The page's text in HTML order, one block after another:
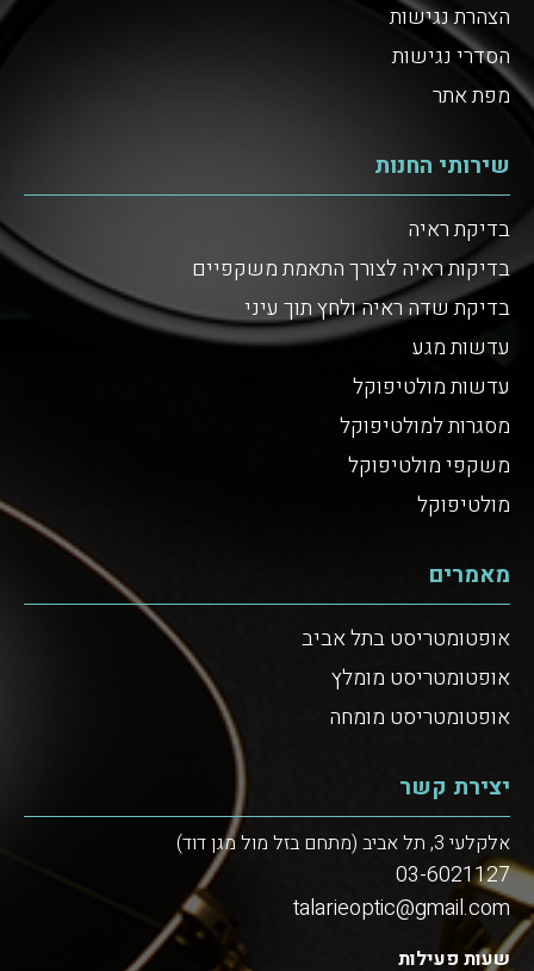
הצהרת נגישות
הסדרי נגישות
מפת אתר
שירותי החנות
בדיקת ראיה
בדיקות ראיה לצורך התאמת משקפיים
בדיקת שדה ראיה ולחץ תוך עיני
עדשות מגע
עדשות מולטיפוקל
מסגרות למולטיפוקל
משקפי מולטיפוקל
מולטיפוקל
מאמרים
אופטומטריסט בתל אביב
אופטומטריסט מומלץ
אופטומטריסט מומחה
יצירת קשר
אלקלעי 3, תל אביב (מתחם בזל מול מגן דוד)
03-6021127
talarieoptic@gmail.com
שעות פעילות